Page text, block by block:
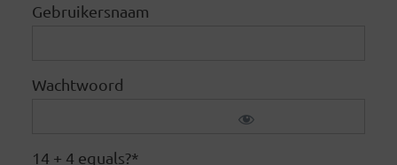
Gebruikersnaam
Wachtwoord
14 + 4 equals?*